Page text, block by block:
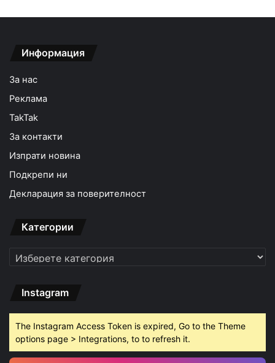
Информация
За нас
Реклама
TakTak
За контакти
Изпрати новина
Подкрепи ни
Декларация за поверителност
Категории
Категории
Instagram
The Instagram Access Token is expired, Go to the Theme
options page > Integrations, to to refresh it.